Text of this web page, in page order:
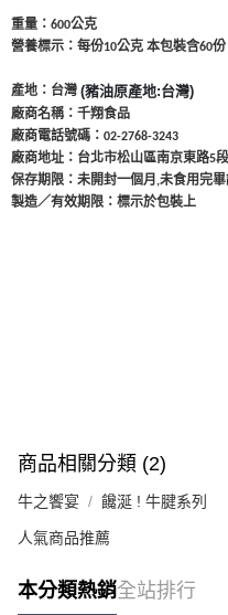
重量：600公克
營養標示：每份10公克 本包裝含60份
產地：台灣 (豬油原產地:台灣)
廠商名稱：千翔食品
廠商電話號碼： 02-2768-3243
廠商地址：台北市松山區南京東路5段
保存期限：未開封一個月 ,未食用完
製造／有效期限：標示於包裝上
商品相關分類 (2)
牛之饗宴 饞涎 ! 牛腱系列
人氣商品推薦
本分類熱銷全站排行